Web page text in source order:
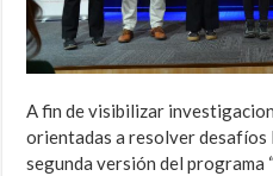
A fin de visibilizar
orientadas a resolver
segunda versión del programa